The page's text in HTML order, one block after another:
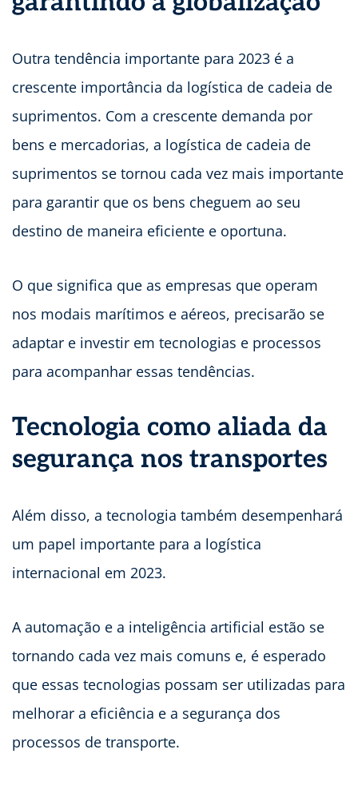
Outra tendência importante para 2023 é a
crescente importância da logística de cadeia de
suprimentos. Com a crescente demanda por
bens e mercadorias, a logística de cadeia de
suprimentos se tornou cada vez mais importante
para garantir que os bens cheguem ao seu
destino de maneira eficiente e oportuna.
O que significa que as empresas que operam
nos modais marítimos e aéreos, precisarão se
adaptar e investir em tecnologias e processos
para acompanhar essas tendências.
Tecnologia como aliada da
segurança nos transportes
Além disso, a tecnologia também desempenhará
um papel importante para a logística
internacional em 2023.
A automação e a inteligência artificial estão se
tornando cada vez mais comuns e, é esperado
que essas tecnologias possam ser utilizadas para
melhorar a eficiência e a segurança dos
processos de transporte.